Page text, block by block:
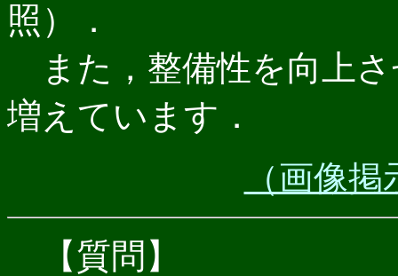
照）．
また，整備性を向上
増えています．
（画像
【質問】